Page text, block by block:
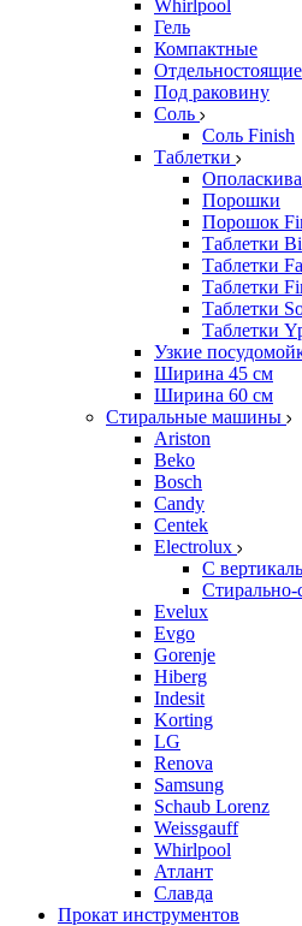
Whirlpool
Гель
Компактные
Отдельностоящие
Под раковину
Соль
Соль Finish
Таблетки
Порошки
Порошок
Таблетки
Таблетки
Таблетки
Таблетки
Таблетки
Узкие
Ширина 45 см
Ширина 60 см
Стиральные машины
Ariston
Beko
Bosch
Candy
Centek
Electrolux
С
Evelux
Evgo
Gorenje
Hiberg
Indesit
Korting
LG
Renova
Samsung
Schaub Lorenz
Weissgauff
Whirlpool
Атлант
Славда
Прокат инструментов